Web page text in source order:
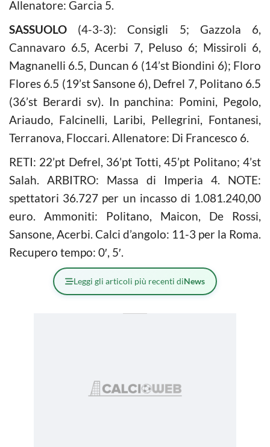
Allenatore: Garcia 5.
SASSUOLO (4-3-3): Consigli 5; Gazzola 6,
Cannavaro 6.5, Acerbi 7, Peluso 6; Missiroli 6,
Magnanelli 6.5, Duncan 6 (14’st Biondini 6); Floro
Flores 6.5 (19’st Sansone 6), Defrel 7, Politano 6.5
(36’st Berardi sv). In panchina: Pomini, Pegolo,
Ariaudo, Falcinelli, Laribi, Pellegrini, Fontanesi,
Terranova, Floccari. Allenatore: Di Francesco 6.
RETI: 22’pt Defrel, 36’pt Totti, 45’pt Politano; 4’st
Salah. ARBITRO: Massa di Imperia 4. NOTE:
spettatori 36.727 per un incasso di 1.081.240,00
euro. Ammoniti: Politano, Maicon, De Rossi,
Sansone, Acerbi. Calci d’angolo: 11-3 per la Roma.
Recupero tempo: 0′, 5′.
Leggi gli articoli più recenti diNews